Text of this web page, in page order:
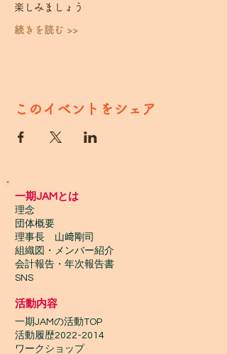
楽しみましょう
続きを読む >>
このイベントをシェア
一期JAMとは
理念
団体概要
理事長 山﨑剛司
組織図・メンバー紹介
会計報告​・年次報告書
SNS
活動内容
一期JAMの活動TOP
​活動履歴2022-2014
ワークショップ